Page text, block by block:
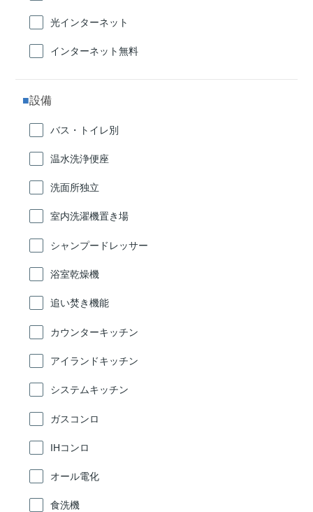
光インターネット
インターネット無料
設備
バス・トイレ別
温水洗浄便座
洗面所独立
室内洗濯機置き場
シャンプードレッサー
浴室乾燥機
追い焚き機能
カウンターキッチン
アイランドキッチン
システムキッチン
ガスコンロ
IHコンロ
オール電化
食洗機